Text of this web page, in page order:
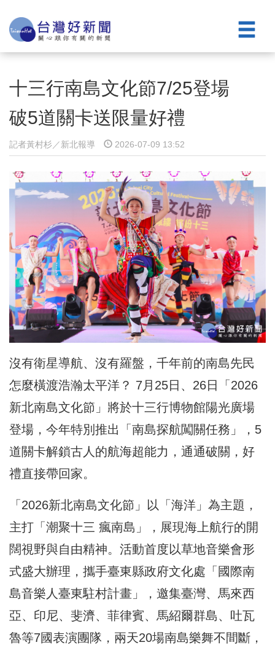
十三行南島文化節7/25登場
破5道關卡送限量好禮
記者黃村杉／新北報導 2026-07-09 13:52
沒有衛星導航、沒有羅盤，千年前的南島先民
怎麼橫渡浩瀚太平洋？ 7月25日、26日「2026
新北南島文化節」將於十三行博物館陽光廣場
登場，今年特別推出「南島探航闖關任務」，5
道關卡解鎖古人的航海超能力，通通破關，好
禮直接帶回家。
「2026新北南島文化節」以「海洋」為主題，
主打「潮聚十三 瘋南島」，展現海上航行的開
闊視野與自由精神。活動首度以草地音樂會形
式盛大辦理，攜手臺東縣政府文化處「國際南
島音樂人臺東駐村計畫」，邀集臺灣、馬來西
亞、印尼、斐濟、菲律賓、馬紹爾群島、吐瓦
魯等7國表演團隊，兩天20場南島樂舞不間斷，